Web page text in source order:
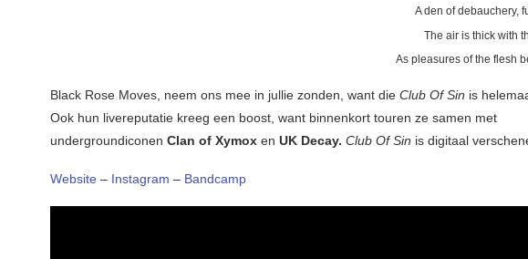
A den of debauchery,
The air is thick with
As pleasures of the flesh
Black Rose Moves, neem ons mee in jullie zonden, want die Club Of Sin is
Ook hun livereputatie kreeg een boost, want binnenkort touren ze samen met
undergroundiconen Clan of Xymox en UK Decay. Club Of Sin is digitaal
Website – Instagram – Bandcamp